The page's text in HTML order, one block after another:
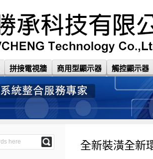
拼接電視牆 商用型顯示器 觸控顯示器
全新裝潢全新